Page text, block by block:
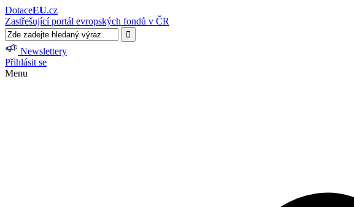
DotaceEU.cz
Zastřešující portál evropských fondů v ČR
Newslettery
Přihlásit se
Menu